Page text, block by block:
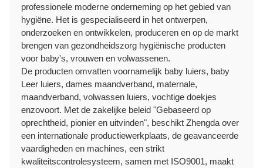
professionele moderne onderneming op het gebied van
hygiëne. Het is gespecialiseerd in het ontwerpen,
onderzoeken en ontwikkelen, produceren en op de markt
brengen van gezondheidszorg hygiënische producten
voor baby's, vrouwen en volwassenen.
De producten omvatten voornamelijk baby luiers, baby
Leer luiers, dames maandverband, maternale,
maandverband, volwassen luiers, vochtige doekjes
enzovoort. Met de zakelijke beleid "Gebaseerd op
oprechtheid, pionier en uitvinden", beschikt Zhengda over
een internationale productiewerkplaats, de geavanceerde
vaardigheden en machines, een strikt
kwaliteitscontrolesysteem, samen met ISO9001, maakt